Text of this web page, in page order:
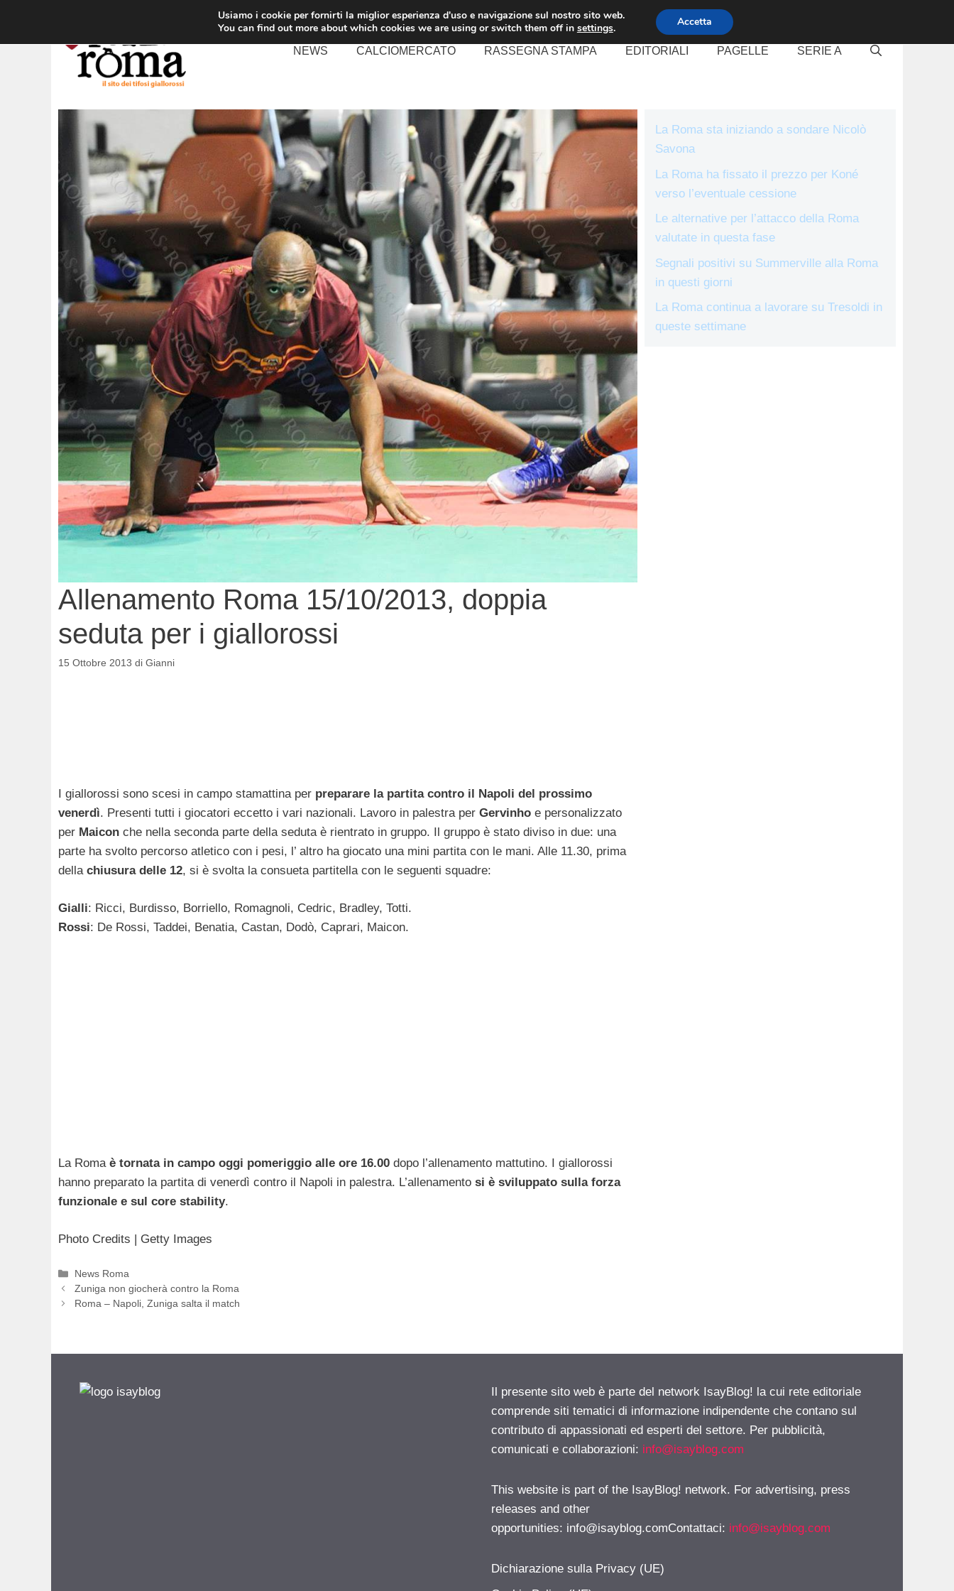
contenuto
NEWS CALCIOMERCATO RASSEGNA STAMPA EDITORIALI PAGELLE SERIE A
Allenamento Roma 15/10/2013, doppia
seduta per i giallorossi
15 Ottobre 2013 di Gianni
I giallorossi sono scesi in campo stamattina per preparare la partita contro il Napoli del prossimo
venerdì. Presenti tutti i giocatori eccetto i vari nazionali. Lavoro in palestra per Gervinho e personalizzato
per Maicon che nella seconda parte della seduta è rientrato in gruppo. Il gruppo è stato diviso in due: una
parte ha svolto percorso atletico con i pesi, l’ altro ha giocato una mini partita con le mani. Alle 11.30, prima
della chiusura delle 12, si è svolta la consueta partitella con le seguenti squadre:
Gialli: Ricci, Burdisso, Borriello, Romagnoli, Cedric, Bradley, Totti.
Rossi: De Rossi, Taddei, Benatia, Castan, Dodò, Caprari, Maicon.
La Roma è tornata in campo oggi pomeriggio alle ore 16.00 dopo l’allenamento mattutino. I giallorossi
hanno preparato la partita di venerdì contro il Napoli in palestra. L’allenamento si è sviluppato sulla forza
funzionale e sul core stability.
Photo Credits | Getty Images
Categorie
News Roma
Zuniga non giocherà contro la Roma
Roma – Napoli, Zuniga salta il match
La Roma sta iniziando a sondare Nicolò
Savona
La Roma ha fissato il prezzo per Koné
verso l’eventuale cessione
Le alternative per l’attacco della Roma
valutate in questa fase
Segnali positivi su Summerville alla Roma
in questi giorni
La Roma continua a lavorare su Tresoldi in
queste settimane
Il presente sito web è parte del network IsayBlog! la cui rete editoriale
comprende siti tematici di informazione indipendente che contano sul
contributo di appassionati ed esperti del settore. Per pubblicità,
comunicati e collaborazioni: info@isayblog.com
This website is part of the IsayBlog! network. For advertising, press
releases and other
opportunities: info@isayblog.comContattaci: info@isayblog.com
Dichiarazione sulla Privacy (UE)
Usiamo i cookie per fornirti la miglior esperienza d'uso e navigazione sul nostro sito web.
You can find out more about which cookies we are using or switch them off in settings. Accetta